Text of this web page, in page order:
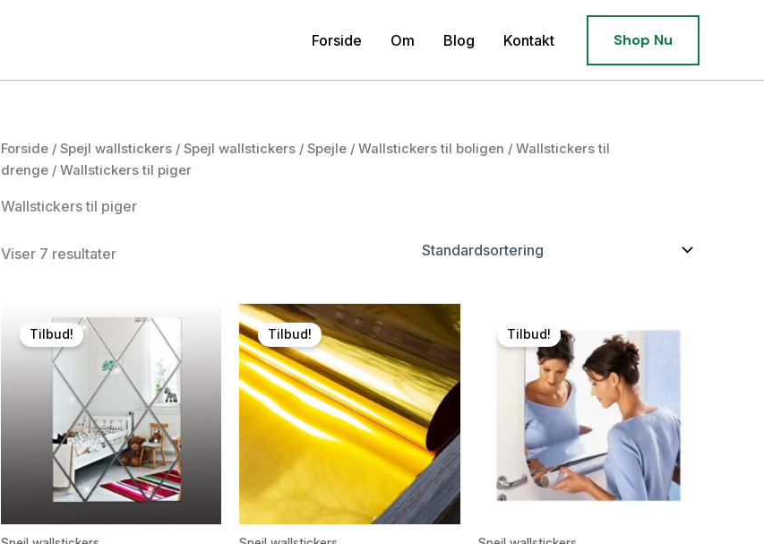
Forside Om Blog Kontakt Shop Nu
Forside / Spejl wallstickers / Spejl wallstickers / Spejle / Wallstickers til boligen / Wallstickers til
drenge / Wallstickers til piger
Wallstickers til piger
Viser 7 resultater
Tilbud! Tilbud! Tilbud!